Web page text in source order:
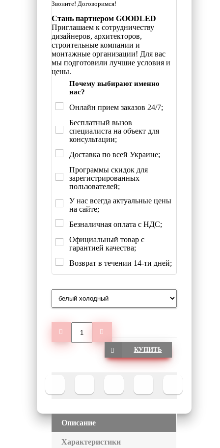
Звоните! Договоримся!
Стань партнером GOODLED
Приглашаем к сотрудничеству
дизайнеров, архитекторов,
строительные компании и
монтажные организации! Для вас
мы подготовили лучшие условия и
цены.
Почему выбирают именно
нас?
Онлайн прием заказов 24/7;
Бесплатный вызов
специалиста на объект для
консультации;
Доставка по всей Украине;
Программы скидок для
зарегистрированных
пользователей;
У нас всегда актуальные цены
на сайте;
Безналичная оплата с НДС;
Официальный товар с
гарантией качества;
Возврат в течении 14-ти дней;
КУПИТЬ
Описание
Характеристики